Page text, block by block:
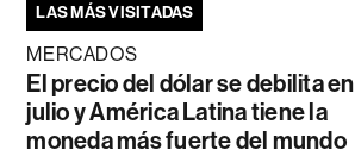
LAS MÁS VISITADAS
MERCADOS
El precio del dólar se debilita en
julio y América Latina tiene la
moneda más fuerte del mundo